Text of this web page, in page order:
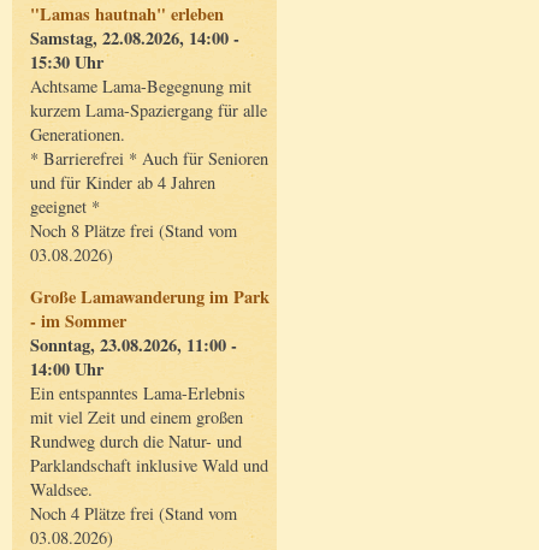
"Lamas hautnah" erleben
Samstag, 22.08.2026, 14:00 -
15:30 Uhr
Achtsame Lama-Begegnung mit
kurzem Lama-Spaziergang für alle
Generationen.
* Barrierefrei * Auch für Senioren
und für Kinder ab 4 Jahren
geeignet *
Noch 8 Plätze frei (Stand vom
03.08.2026)
Große Lamawanderung im Park
- im Sommer
Sonntag, 23.08.2026, 11:00 -
14:00 Uhr
Ein entspanntes Lama-Erlebnis
mit viel Zeit und einem großen
Rundweg durch die Natur- und
Parklandschaft inklusive Wald und
Waldsee.
Noch 4 Plätze frei (Stand vom
03.08.2026)